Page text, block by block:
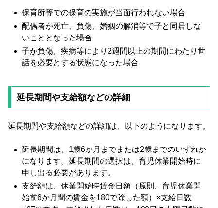
保育所等での保育の実施が当面行われない場合
配偶者が死亡、負傷、婚姻の解消等で子と同居しな
いこととなった場合
子が負傷、疾病等により2週間以上の期間にわたり世
話を必要とする状態になった場合
延長期間や支給額などの詳細
延長期間や支給額などの詳細は、以下のようになります。
延長期間は、1歳6か月までまたは2歳までのいずれか
になります。延長期間の選択は、育児休業開始時に
申し出る必要があります。
支給額は、休業開始時賃金日額（原則、育児休業開
始前6か月間の賃金を180で除した額）×支給日数